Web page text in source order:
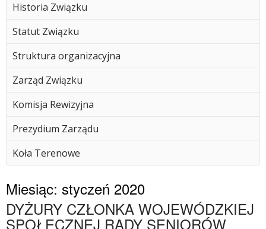
Historia Związku
Statut Związku
Struktura organizacyjna
Zarząd Związku
Komisja Rewizyjna
Prezydium Zarządu
Koła Terenowe
Miesiąc: styczeń 2020
DYŻURY CZŁONKA WOJEWÓDZKIEJ
SPOŁECZNEJ RADY SENIORÓW